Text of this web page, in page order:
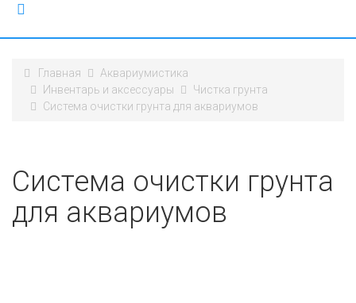
Главная
Аквариумистика
Инвентарь и аксессуары
Чистка грунта
Система очистки грунта для аквариумов
Система очистки грунта
для аквариумов